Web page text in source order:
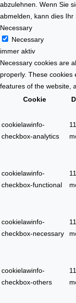
abzulehnen. Wenn Sie
abmelden, kann dies
Necessary
Necessary
immer aktiv
Necessary cookies are
properly. These cookies
features of the website,
Cookie
cookielawinfo-
checkbox-analytics
11
cookielawinfo-
checkbox-functional
11
cookielawinfo-
checkbox-necessary
11
cookielawinfo-
checkbox-others
11